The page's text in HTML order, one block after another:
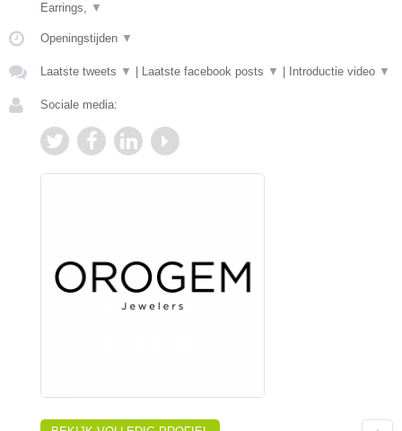
Earrings, ▼
Openingstijden ▼
Laatste tweets ▼ Laatste facebook posts ▼ Introductie video ▼
Sociale media: